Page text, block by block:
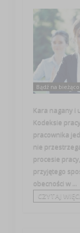
Bądź na bieżąco
Kara nagany i
Kodeksie
pracownika
nie
procesie
przyjętego
obecności w ...
CZYTAJ